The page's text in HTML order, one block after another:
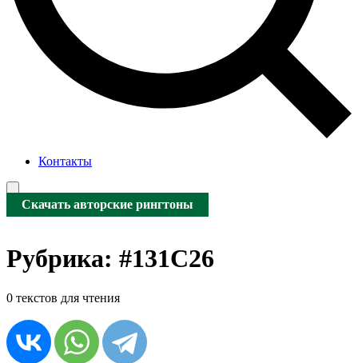
Контакты
Скачать авторские рингтоны
Рубрика: #131C26
0 текстов для чтения